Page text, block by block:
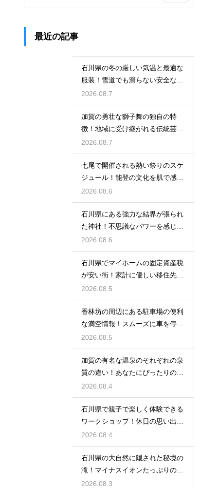
最近の記事
石川県の冬の厳しい気温と最適な
服装！雪道でも滑らない安全な靴
の選び方
2026.08.7
加賀の勇壮な獅子舞の独自の特
徴！地域に受け継がれる伝統芸能
の迫力
2026.08.7
七尾で開催される熱い祭りのスケ
ジュール！能登の文化を肌で感じ
る体験
2026.08.6
石川県にある強力な結界が張られ
た神社！不思議なパワーを感じる
神秘の地
2026.08.6
石川県でマイホームの固定資産税
が安い街！家計に優しい移住先の
選び方
2026.08.5
香林坊の周辺にある駐車場の便利
な満空情報！スムーズに車を停め
る裏技
2026.08.5
加賀の有名な温泉のそれぞれの泉
質の違い！あなたにぴったりの名
湯を探す
2026.08.4
石川県で親子で楽しく体験できる
ワークショップ！休日の思い出作
りに最適
2026.08.4
石川県の大自然に隠された秘境の
滝！マイナスイオンたっぷりの癒
やし空間
2026.08.3